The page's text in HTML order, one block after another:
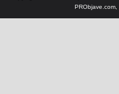
PRObjave.com,